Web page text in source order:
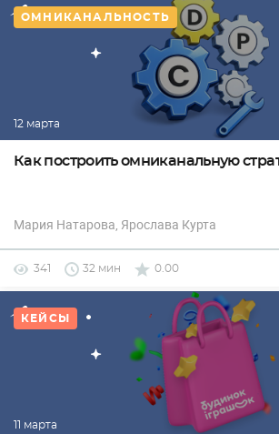
ОМНИКАНАЛЬНОСТЬ
12 марта
Как построить омниканальную
Мария Натарова, Ярослава Курта
341 32 мин 0.00
КЕЙСЫ
11 марта